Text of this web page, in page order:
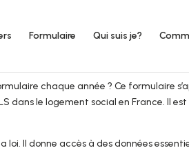
Formulaire Qui suis je?
chaque année ? Ce formulaire
dans le logement social en France. Il
loi. Il donne accès à des données